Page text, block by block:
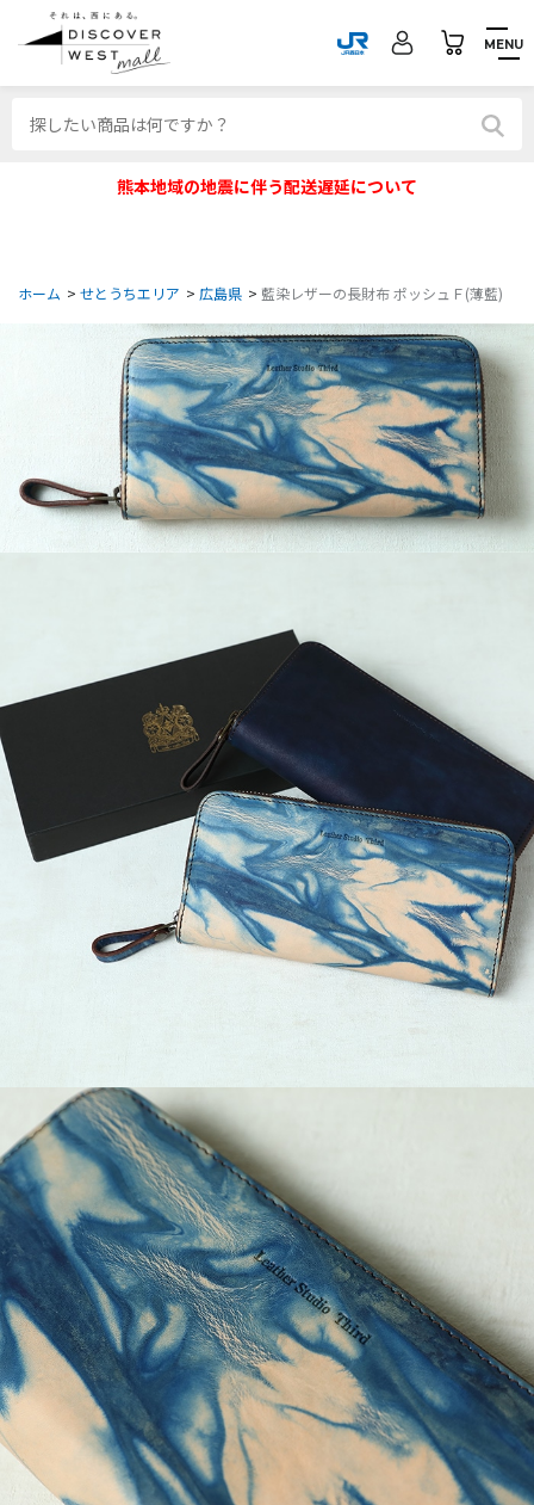
MENU
熊本地域の地震に伴う配送遅延について
ホーム > せとうちエリア > 広島県 > 藍染レザーの長財布 ポッシュＦ(薄藍)